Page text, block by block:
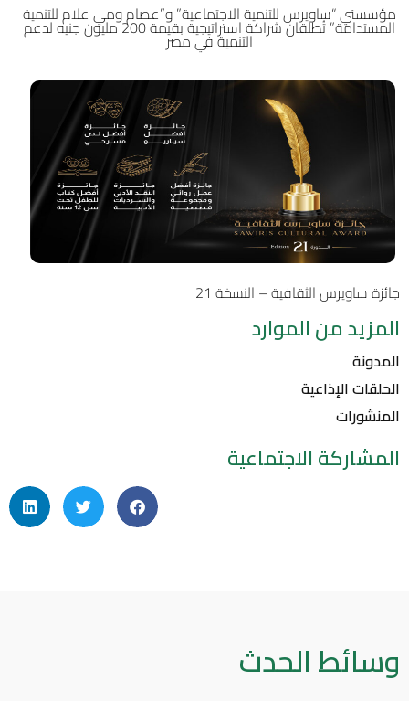
مؤسستي “ساويرس للتنمية الاجتماعية” و”عصام ومي علام للتنمية
المستدامة” تُطلقان شراكة استراتيجية بقيمة 200 مليون جنيه لدعم التنمية في مصر
جائزة ساويرس الثقافية – النسخة 21
المزيد من الموارد
المدونة
الحلقات الإذاعية
المنشورات
المشاركة الاجتماعية
وسائط الحدث